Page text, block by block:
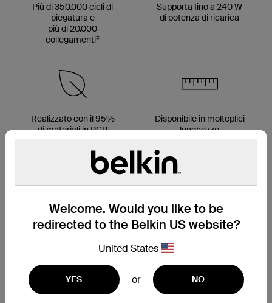
Welcome. Would you like to be
redirected to the Belkin US website?
United States
YES or NO
Più di 350.000 cicli di
piegatura e
più di 20.000
collegamenti‡
Supporta fino a 240 W
di potenza di ricarica
Realizzato con il 95%
di materiali in PCR
Disponibile in molteplici
lunghezze
Fascetta per cavo inclusa